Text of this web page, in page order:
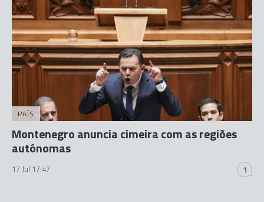
PAÍS
Montenegro anuncia cimeira com as regiões
autónomas
17 Jul 17:47 1